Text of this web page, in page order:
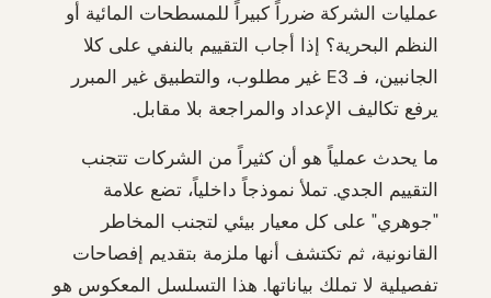
عمليات الشركة ضرراً كبيراً للمسطحات المائية أو
النظم البحرية؟ إذا أجاب التقييم بالنفي على كلا
الجانبين، فـ E3 غير مطلوب، والتطبيق غير المبرر
يرفع تكاليف الإعداد والمراجعة بلا مقابل.
ما يحدث عملياً هو أن كثيراً من الشركات تتجنب
التقييم الجدي. تملأ نموذجاً داخلياً، تضع علامة
"جوهري" على كل معيار بيئي لتجنب المخاطر
القانونية، ثم تكتشف أنها ملزمة بتقديم إفصاحات
تفصيلية لا تملك بياناتها. هذا التسلسل المعكوس هو